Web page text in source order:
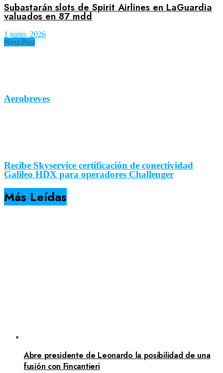
Subastarán slots de Spirit Airlines en LaGuardia
valuados en 87 mdd
1 junio, 2026
Next Post
Aerobreves
Recibe Skyservice certificación de conectividad
Galileo HDX para operadores Challenger
Más Leídas
Abre presidente de Leonardo la posibilidad de una
fusión con Fincantieri